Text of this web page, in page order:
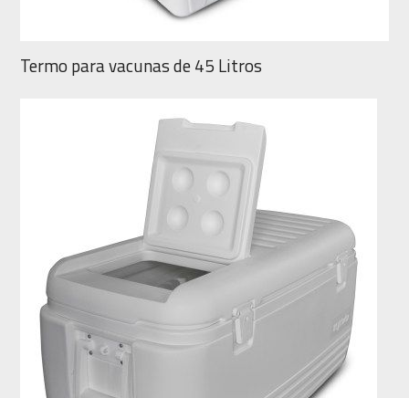
Termo para vacunas de 45 Litros